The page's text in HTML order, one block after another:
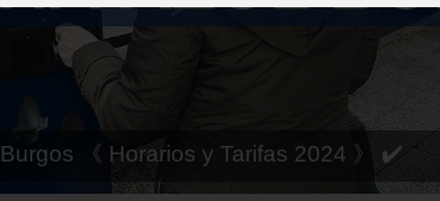
《 Horarios y Tarifas 2024 》 ✔️